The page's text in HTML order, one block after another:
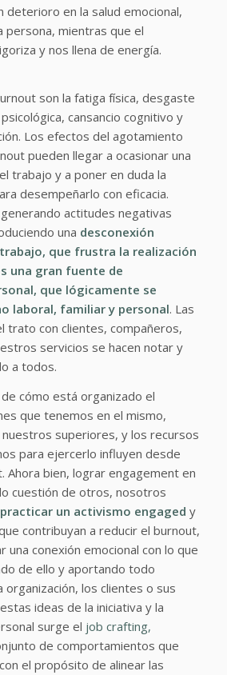
deterioro en la salud emocional,
persona, mientras que el
y nos llena de energía.
son la fatiga física, desgaste
cansancio cognitivo y
Los efectos del agotamiento
pueden llegar a ocasionar una
trabajo y a poner en duda la
desempeñarlo con eficacia.
actitudes negativas
una desconexión
que frustra la realización
una gran fuente de
que lógicamente se
laboral, familiar y personal. Las
trato con clientes, compañeros,
servicios se hacen notar y
a todos.
cómo está organizado el
que tenemos en el mismo,
superiores, y los recursos
para ejercerlo influyen desde
Ahora bien, lograr engagement en
cuestión de otros, nosotros
practicar un activismo engaged y
contribuyan a reducir el burnout,
una conexión emocional con lo que
de ello y aportando todo
los clientes o sus
ideas de la iniciativa y la
surge el job crafting,
de comportamientos que
el propósito de alinear las